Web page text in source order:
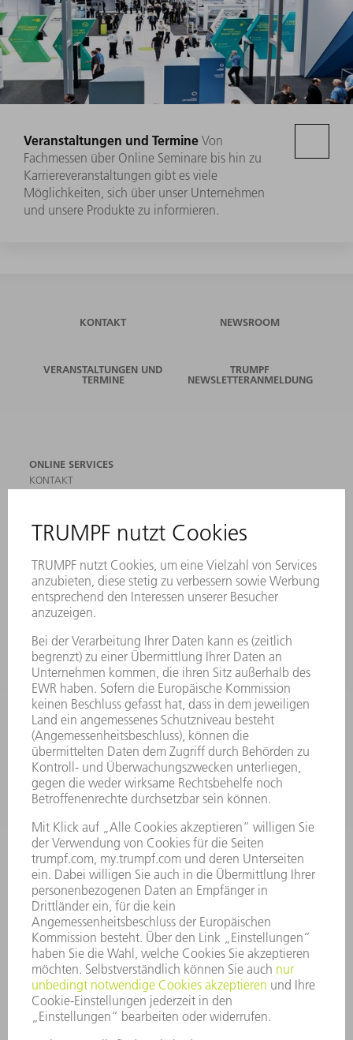
Veranstaltungen und Termine Von
Fachmessen über Online Seminare bis hin zu
Karriereveranstaltungen gibt es viele
Möglichkeiten, sich über unser Unternehmen
und unsere Produkte zu informieren.
KONTAKT NEWSROOM
VERANSTALTUNGEN UND
TERMINE
TRUMPF
NEWSLETTERANMELDUNG
ONLINE SERVICES
KONTAKT
VERANSTALTUNGEN UND TERMINE
NEWSLETTER-ANMELDUNG
MYTRUMPF
SICHERHEITSDATENBLÄTTER
PRODUKTE
MASCHINEN & SYSTEME
LEISTUNGSELEKTRONIK
ELEKTROWERKZEUGE
SMART FACTORY
SOFTWARE
SERVICES
ANWENDUNGEN
BRANCHEN
UNTERNEHMEN
KARRIERE
STELLENANGEBOTE
UNTERNEHMENSPROFIL
GESCHÄFTSBERICHT
UNTERNEHMENSGRUNDSÄTZE
COMPLIANCE
HINWEISGEBERSYSTEM
SECURITY
PRESSEMITTEILUNGEN
MAGAZINE
LIEFERANTEN
NACHHALTIGKEIT
UMWELT & KLIMA
SOZIALES & GESELLSCHAFT
UNTERNEHMENSFÜHRUNG